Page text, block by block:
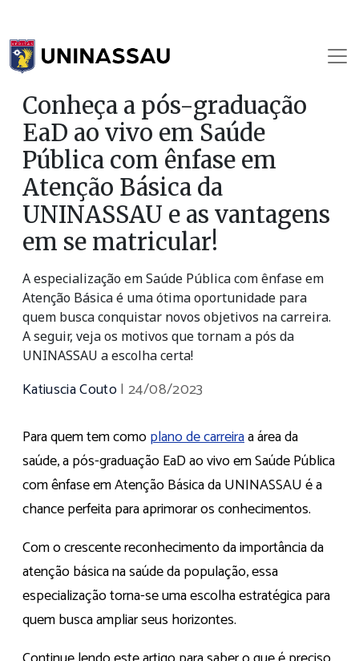
Conheça a pós-graduação
EaD ao vivo em Saúde
Pública com ênfase em
Atenção Básica da
UNINASSAU e as vantagens
em se matricular!
A especialização em Saúde Pública com ênfase em
Atenção Básica é uma ótima oportunidade para
quem busca conquistar novos objetivos na carreira.
A seguir, veja os motivos que tornam a pós da
UNINASSAU a escolha certa!
Katiuscia Couto|24/08/2023
Para quem tem comoplano de carreiraa área da
saúde, a pós-graduação EaD ao vivo em Saúde Pública
com ênfase em Atenção Básica da UNINASSAU é a
chance perfeita para aprimorar os conhecimentos.
Com o crescente reconhecimento da importância da
atenção básica na saúde da população, essa
especialização torna-se uma escolha estratégica para
quem busca ampliar seus horizontes.